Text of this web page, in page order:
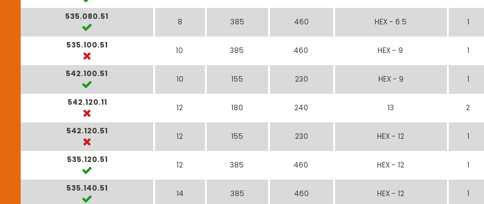
535.080.51
8 385 460 HEX - 6.5 1
535.100.51
10 385 460 HEX - 9 1
542.100.51
10 155 230 HEX - 9 1
542.120.11
12 180 240 13 2
542.120.51
12 155 230 HEX - 12 1
535.120.51
12 385 460 HEX - 12 1
535.140.51
14 385 460 HEX - 12 1